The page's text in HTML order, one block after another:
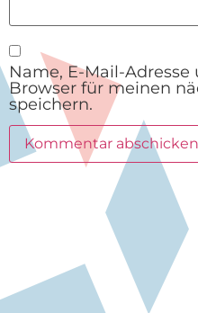
Name, E-Mail-
Browser für meinen
speichern.